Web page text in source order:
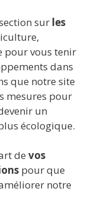
sur les
pour vous tenir
dans
que notre site
mesures pour
un
écologique.
de vos
pour que
notre